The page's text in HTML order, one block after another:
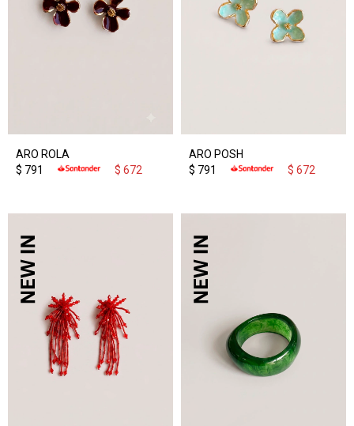
ARO ROLA
$ 791 $ 672
ARO POSH
$ 791 $ 672